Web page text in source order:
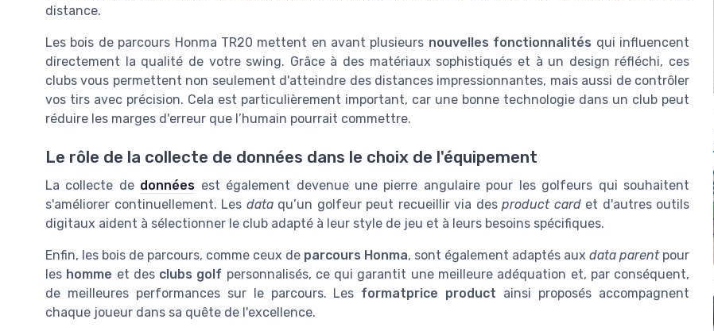
distance.
Les bois de parcours Honma TR20 mettent en avant plusieurs nouvelles fonctionnalités qui influencent
directement la qualité de votre swing. Grâce à des matériaux sophistiqués et à un design réfléchi, ces
clubs vous permettent non seulement d'atteindre des distances impressionnantes, mais aussi de contrôler
vos tirs avec précision. Cela est particulièrement important, car une bonne technologie dans un club peut
réduire les marges d'erreur que l’humain pourrait commettre.
Le rôle de la collecte de données dans le choix de l'équipement
La collecte de données est également devenue une pierre angulaire pour les golfeurs qui souhaitent
s'améliorer continuellement. Les dataqu’un golfeur peut recueillir via des product cardet d'autres outils
digitaux aident à sélectionner le club adapté à leur style de jeu et à leurs besoins spécifiques.
Enfin, les bois de parcours, comme ceux de parcours Honma, sont également adaptés aux data parentpour
les homme et des clubs golf personnalisés, ce qui garantit une meilleure adéquation et, par conséquent,
de meilleures performances sur le parcours. Les formatprice product ainsi proposés accompagnent
chaque joueur dans sa quête de l'excellence.